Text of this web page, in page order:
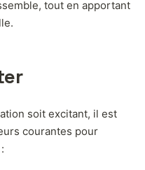
tout en apportant
soit excitant, il est
courantes pour